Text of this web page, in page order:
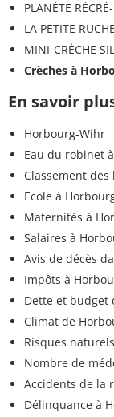
PLANÈTE
LA PETITE RUCHE
MINI-CRÈCHE
Crèches à
En savoir
Horbourg-Wihr
Eau du robinet
Classement
Ecole à
Maternités à
Salaires à
Avis de décès
Impôts à
Dette et budget
Climat de
Risques
Nombre de
Accidents de la
Délinquance à